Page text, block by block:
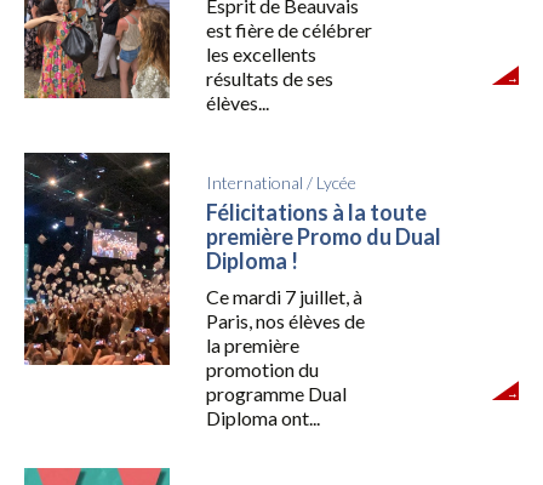
Esprit de Beauvais
est fière de célébrer
les excellents
résultats de ses
élèves...
International / Lycée
Félicitations à la toute
première Promo du Dual
Diploma !
Ce mardi 7 juillet, à
Paris, nos élèves de
la première
promotion du
programme Dual
Diploma ont...